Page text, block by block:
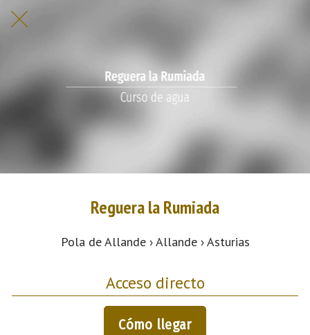
Reguera la Rumiada
Pola de Allande › Allande › Asturias
Acceso directo
Cómo llegar